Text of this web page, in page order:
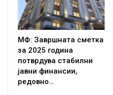
МФ: Завршната сметка
за 2025 година
потврдува стабилни
јавни финансии,
редовно…